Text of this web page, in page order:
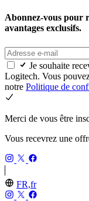
Abonnez-vous pour
avantages exclusifs.
Je souhaite
Logitech. Vous
notre Politique de
Merci de vous être
Vous recevrez une
FR,fr